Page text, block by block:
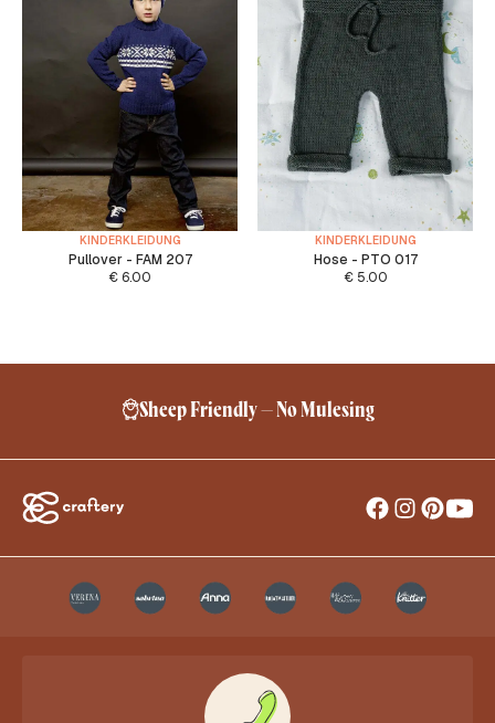
KINDERKLEIDUNG
Pullover - FAM 207
€ 6.00
KINDERKLEIDUNG
Hose - PTO 017
€5.00
Sheep Friendly – No Mulesing